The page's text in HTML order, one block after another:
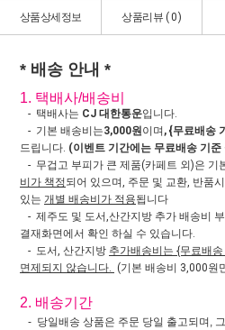
상품상세정보 상품리뷰 (0)
* 배송 안내 *
1. 택배사/배송비
- 택배사는 CJ 대한통운입니다.
- 기본 배송비는3,000원이며, {무료배송
드립니다. (이벤트 기간에는 무료배송 기
- 무겁고 부피가 큰 제품(카페트 외)은 기
비가 책정되어 있으며, 주문 및 교환, 반품
있는 개별 배송비가 적용됩니다
- 제주도 및 도서,산간지방 추가 배송비
결재화면에서 확인 하실 수 있습니다.
- 도서, 산간지방 추가배송비는 {무료배
면제되지 않습니다.
(기본 배송비 3,000원
2. 배송기간
- 당일배송 상품은 주문 당일 출고되며,